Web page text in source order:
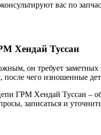
вас по
Хендай Туссан
он требует
после чего изношенные
ГРМ Хендай Туссан –
записаться и